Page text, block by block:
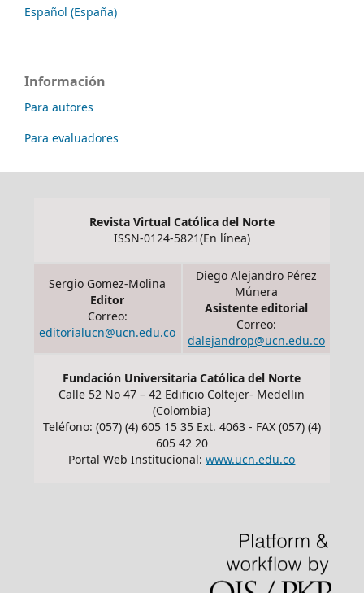
Español (España)
Información
Para autores
Para evaluadores
Revista Virtual Católica del Norte
ISSN-0124-5821(En línea)
Sergio Gomez-Molina
Editor
Correo:
editorialucn@ucn.edu.co
Diego Alejandro Pérez
Múnera
Asistente editorial
Correo:
dalejandrop@ucn.edu.co
Fundación Universitaria Católica del Norte
Calle 52 No 47 – 42 Edificio Coltejer- Medellin
(Colombia)
Teléfono: (057) (4) 605 15 35 Ext. 4063 - FAX (057) (4)
605 42 20
Portal Web Institucional:www.ucn.edu.co